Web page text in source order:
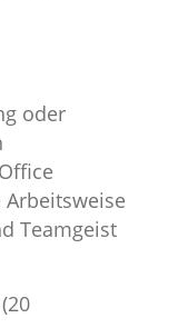
oder
Teamgeist